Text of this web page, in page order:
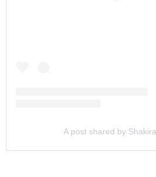
A post shared by